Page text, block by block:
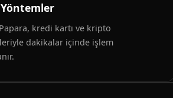
kredi kartı ve kripto
dakikalar içinde işlem